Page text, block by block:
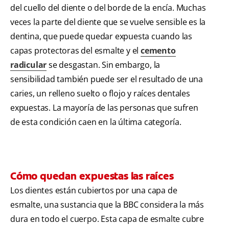
del cuello del diente o del borde de la encía. Muchas
veces la parte del diente que se vuelve sensible es la
dentina, que puede quedar expuesta cuando las
capas protectoras del esmalte y elcemento
radicularse desgastan. Sin embargo, la
sensibilidad también puede ser el resultado de una
caries, un relleno suelto o flojo y raíces dentales
expuestas. La mayoría de las personas que sufren
de esta condición caen en la última categoría.
Cómo quedan expuestas las raíces
Los dientes están cubiertos por una capa de
esmalte, una sustancia que la BBC considera la más
dura en todo el cuerpo. Esta capa de esmalte cubre